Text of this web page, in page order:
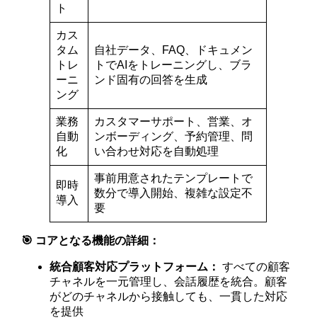
ト
カス
タム
トレ
ーニ
ング
自社データ、FAQ、ドキュメン
トでAIをトレーニングし、ブラ
ンド固有の回答を生成
業務
自動
化
カスタマーサポート、営業、オ
ンボーディング、予約管理、問
い合わせ対応を自動処理
即時
導入
事前用意されたテンプレートで
数分で導入開始、複雑な設定不
要
🎯 コアとなる機能の詳細：
統合顧客対応プラットフォーム： すべての顧客
チャネルを一元管理し、会話履歴を統合。顧客
がどのチャネルから接触しても、一貫した対応
を提供